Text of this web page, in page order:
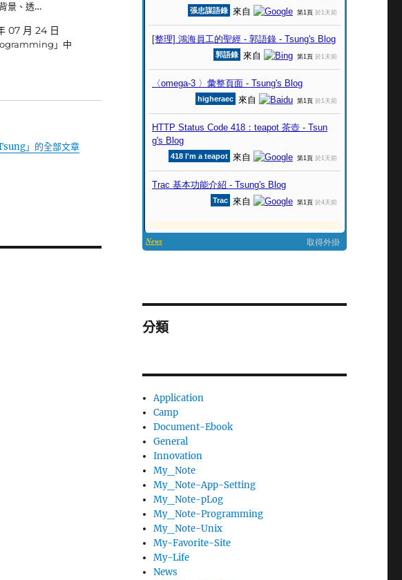
景、透…
07 月 24 日
」中
」的全部文章
分類
Application
Camp
Document-Ebook
General
Innovation
My_Note
My_Note-App-Setting
My_Note-pLog
My_Note-Programming
My_Note-Unix
My-Favorite-Site
My-Life
News